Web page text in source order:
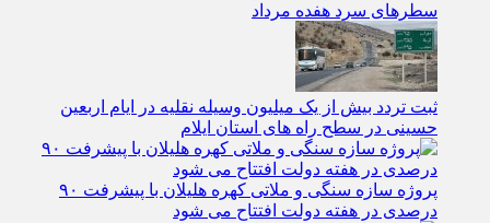
سطرهای سرد هفده مرداد
ثبت تردد بیش از یک میلیون وسیله نقلیه در ایام اربعین
حسینی در سطح راه‌ های استان ایلام
پروژه سازه سنگی و ملاتی کهره هلیلان با پیشرفت ۹۰
درصدی در هفته دولت افتتاح می شود